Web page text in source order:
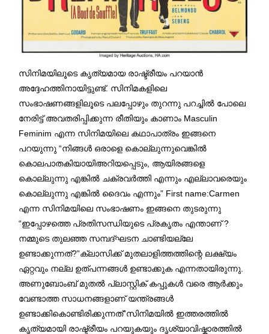
സിനിമയിലൂടെ കൃത്യമായ രാഷ്ട്രീയം പറയാൻ
അദ്ദേഹത്തിനായിട്ടുണ്ട്. സിനിമകളിലെ
സംഭാഷണങ്ങളിലൂടെ പലപ്പോഴും തുറന്നു പറച്ചിൽ പോലെ
നേരിട്ട് അവതരിപ്പിക്കുന്ന രീതിയും കാണാം Masculin
Feminim എന്ന സിനിമയിലെ കഥാപാത്രം ഇങ്ങനെ
പറയുന്നു “നിങ്ങൾ ഒരാളെ കൊല്ലുന്നുവെങ്കിൽ
കൊലപാതകിയായിഅറിയപ്പെടും, ആയിരങ്ങളെ
കൊല്ലുന്നു എങ്കിൽ ചക്രവർത്തി എന്നും എല്ലാവരെയും
കൊല്ലുന്നു എങ്കിൽ ദൈവം എന്നും” First name:Carmen
എന്ന സിനിമയിലെ സംഭാഷണം ഇങ്ങനെ തുടരുന്നു
“ഇപ്പോഴത്തെ പ്രതിസന്ധിയുടെ പ്രകൃതം എന്താണ് ?
നമ്മുടെ തുലഞ്ഞ സമ്പദ്ഘടന ചാണ്ടിയല്ലേ
ഉണ്ടാക്കുന്നത്?”ക്ലാസിക്ക് മുതലാളിത്തത്തിന്റെ ലക്ഷ്യം
ഏറ്റവും നല്ല ഉത്പന്നങ്ങൾ ഉണ്ടാക്കുക എന്നതായിരുന്നു.
അണുബോംബ് മുതൽ പ്ലാസ്റ്റിക് കപ്പുകൾ വരെ ആർക്കും
വേണ്ടാത്ത സാധനങ്ങളാണ് യന്ത്രങ്ങൾ
ഉണ്ടാക്കികൊണ്ടിരിക്കുന്നത്”സിനിമയിൽ ഇത്തരത്തിൽ
കൃത്യമായി രാഷ്ട്രീയം പറയുകയും ദൃശ്യാവിഷ്കാരത്തിൽ